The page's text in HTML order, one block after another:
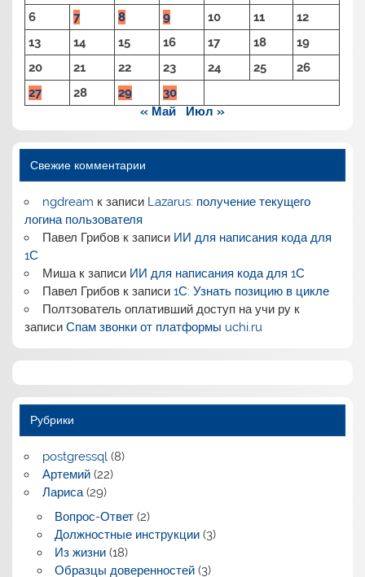
6
7 8 9 10 11
12
13
14 15 16 17 18
19
20
21 22 23 24 25
26
27
28 29
30
« Май
Июл »
Свежие комментарии
ngdream к записи Lazarus: получение текущего
логина пользователя
Павел Грибовк записи ИИ для написания кода для
1С
Мишак записи ИИ для написания кода для 1С
Павел Грибовк записи 1С: Узнать позицию в цикле
Полтзователь оплативший доступ на учи рук
записиСпам звонки от платформы uchi.ru
Рубрики
postgressql(8)
Артемий(22)
Лариса(29)
Вопрос-Ответ(2)
Должностные инструкции(3)
Из жизни(18)
Образцы доверенностей(3)